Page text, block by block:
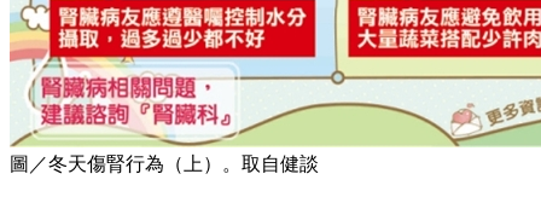
圖／冬天傷腎行為（上）。取自健談